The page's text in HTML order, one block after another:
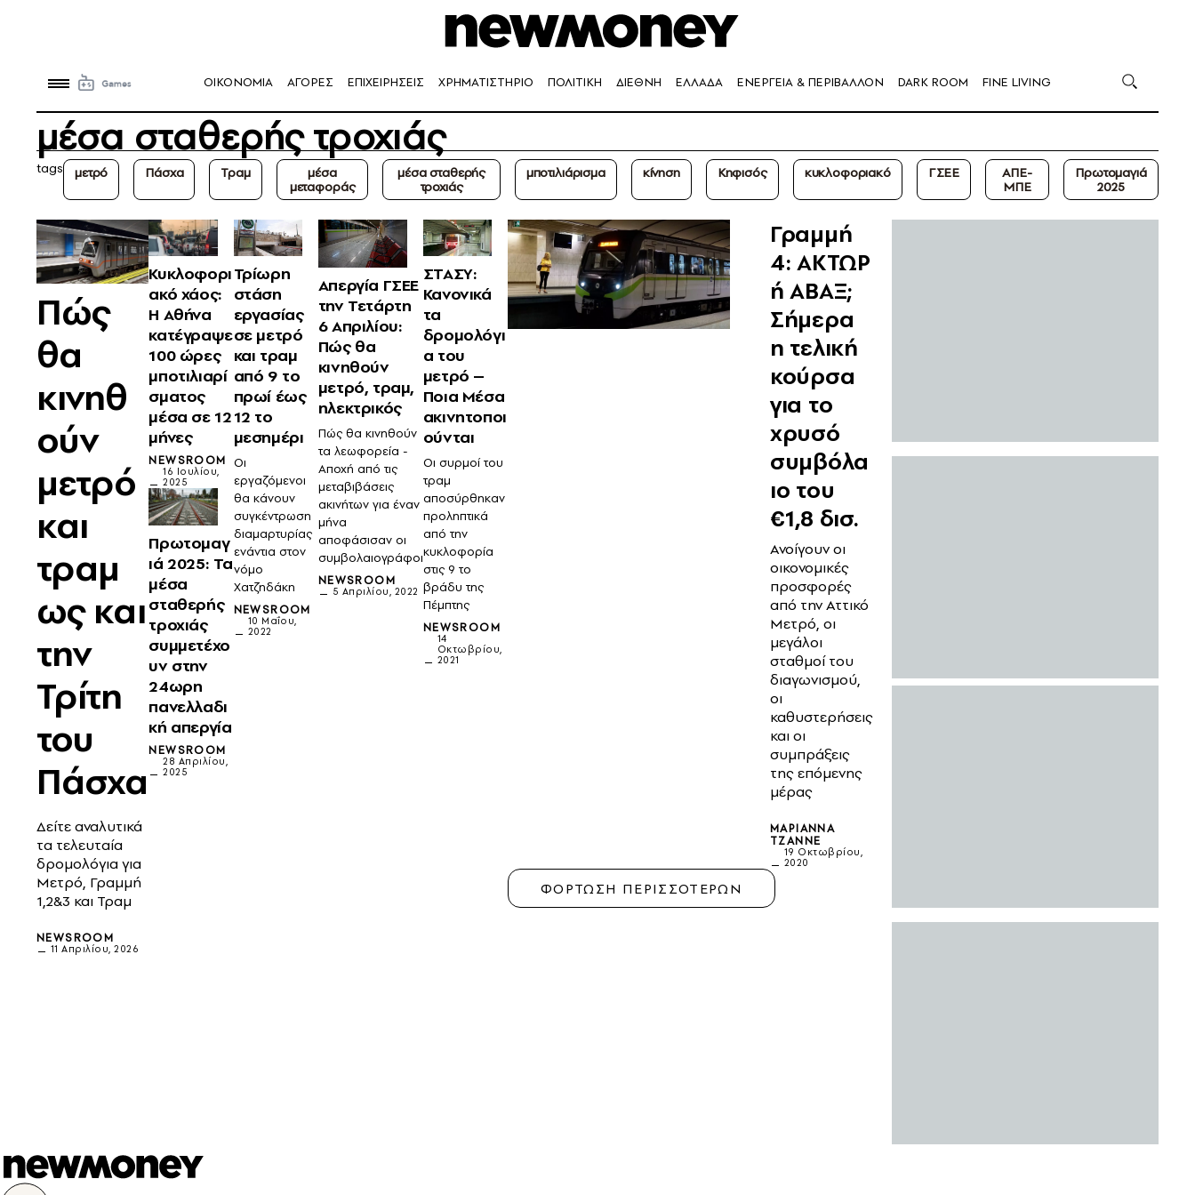
OIKONOMIA ΑΓΟΡΕΣ ΕΠΙΧΕΙΡΗΣΕΙΣ ΧΡΗΜΑΤΙΣΤΗΡΙΟ ΠΟΛΙΤΙΚΗ ΔΙΕΘΝΗ ΕΛΛΑΔΑ ΕΝΕΡΓΕΙΑ & ΠΕΡΙΒΑΛΛΟΝ DARK ROOM FINE LIVING
μέσα σταθερής τροχιάς
tags μετρό Πάσχα Τραμ
μέσα
μεταφοράς
μέσα σταθερής
τροχιάς
μποτιλιάρισμα κίνηση Κηφισός κυκλοφοριακό ΓΣΕΕ
ΑΠΕ-
ΜΠΕ
Πρωτομαγιά
2025
Πώς
θα
κινηθ
ούν
μετρό
και
τραμ
ως και
την
Τρίτη
του
Πάσχα
Δείτε αναλυτικά
τα τελευταία
δρομολόγια για
Μετρό, Γραμμή
1,2&3 και Τραμ
NEWSROOM
11 Απριλίου, 2026
Κυκλοφορι
ακό χάος:
Η Αθήνα
κατέγραψε
100 ώρες
μποτιλιαρί
σματος
μέσα σε 12
μήνες
NEWSROOM
16 Ιουλίου,
2025
Πρωτομαγ
ιά 2025: Τα
μέσα
σταθερής
τροχιάς
συμμετέχο
υν στην
24ωρη
πανελλαδι
κή απεργία
NEWSROOM
28 Απριλίου,
2025
Τρίωρη
στάση
εργασίας
σε μετρό
και τραμ
από 9 το
πρωί έως
12 το
μεσημέρι
Οι
εργαζόμενοι
θα κάνουν
συγκέντρωση
διαμαρτυρίας
ενάντια στον
νόμο
Χατζηδάκη
NEWSROOM
10 Μαΐου,
2022
Απεργία ΓΣΕΕ
την Τετάρτη
6 Απριλίου:
Πώς θα
κινηθούν
μετρό, τραμ,
ηλεκτρικός
Πώς θα κινηθούν
τα λεωφορεία -
Αποχή από τις
μεταβιβάσεις
ακινήτων για έναν
μήνα
αποφάσισαν οι
συμβολαιογράφοι
NEWSROOM
5 Απριλίου, 2022
ΣΤΑΣΥ:
Κανονικά
τα
δρομολόγι
α του
μετρό –
Ποια Μέσα
ακινητοποι
ούνται
Οι συρμοί του
τραμ
αποσύρθηκαν
προληπτικά
από την
κυκλοφορία
στις 9 το
βράδυ της
Πέμπτης
NEWSROOM
14
Οκτωβρίου,
2021
Γραμμή
4: ΑΚΤΩΡ
ή ΑΒΑΞ;
Σήμερα
η τελική
κούρσα
για το
χρυσό
συμβόλα
ιο του
€1,8 δισ.
Ανοίγουν οι
οικονομικές
προσφορές
από την Αττικό
Μετρό, οι
μεγάλοι
σταθμοί του
διαγωνισμού,
οι
καθυστερήσεις
και οι
συμπράξεις
της επόμενης
μέρας
ΜΑΡΙΆΝΝΑ
ΤΖΆΝΝΕ
19 Οκτωβρίου,
2020
ΦΟΡΤΩΣΗ ΠΕΡΙΣΣΟΤΕΡΩΝ